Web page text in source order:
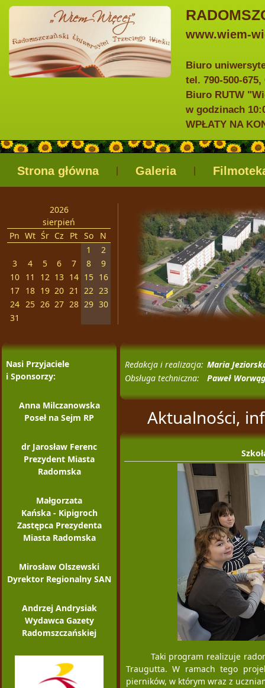
www.wiem-
Biuro
tel. 790-500-675,
Biuro RUTW
w godzinach
WPŁATY NA
Strona główna Galeria
2026
sierpień
Pn Wt Śr Cz Pt So
N
1
2
3
4 5 6 7 8
9
10
11 12 13 14 15 16
17
18 19 20 21 22 23
24
25 26 27 28 29 30
31
Nasi Przyjaciele
i Sponsorzy:
Anna Milczanowska
Poseł na Sejm RP
dr Jarosław Ferenc
Prezydent Miasta
Radomska
Małgorzata
Kańska - Kipigroch
Zastępca Prezydenta
Miasta Radomska
Mirosław Olszewski
Dyrektor Regionalny SAN
Andrzej Andrysiak
Wydawca Gazety
Radomszczańskiej
Redakcja i realizacja: Maria
Obsługa techniczna:
Paweł Worwąg
Aktualności,
Taki program realizuje
Traugutta. W ramach tego
pierników, w którym wraz z